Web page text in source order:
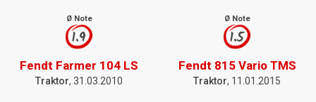
Ø Note
1.9
Fendt Farmer 104 LS
Traktor, 31.03.2010
Ø Note
1.5
Fendt 815 Vario TMS
Traktor, 11.01.2015